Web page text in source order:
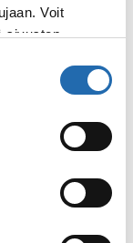
Voit
sivuston